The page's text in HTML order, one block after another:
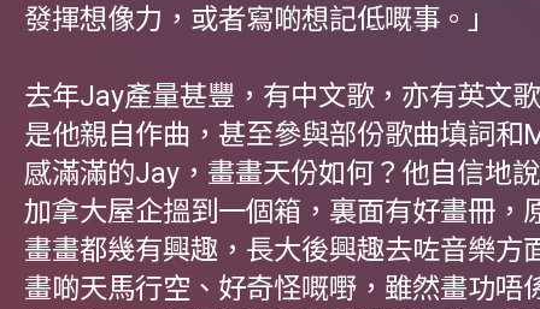
發揮想像力，或者寫啲想記低嘅事。」
去年Jay產量甚豐，有中文歌，亦有英文
是他親自作曲，甚至參與部份歌曲填詞和
感滿滿的Jay，畫畫天份如何？他自信地
加拿大屋企搵到一個箱，裏面有好畫冊，
畫畫都幾有興趣，長大後興趣去咗音樂方
畫啲天馬行空、好奇怪嘅嘢，雖然畫功唔